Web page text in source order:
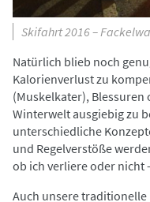
Skifahrt 2016 –
Natürlich blieb noch
Kalorienverlust zu
(Muskelkater),
Winterwelt ausgiebig zu
unterschiedliche
und Regelverstöße
ob ich verliere oder
Auch unsere